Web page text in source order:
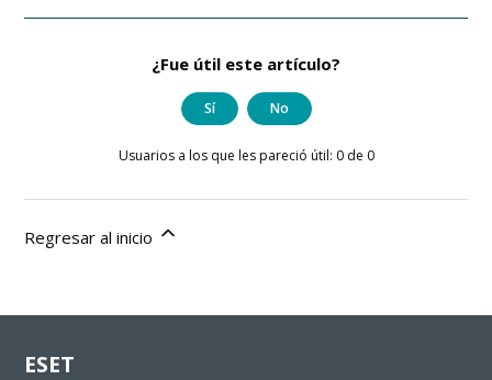
¿Fue útil este artículo?
Sí No
Usuarios a los que les pareció útil: 0 de 0
Regresar al inicio
ESET